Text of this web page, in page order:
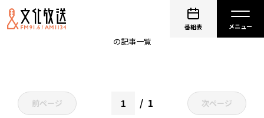
番組表
の記事一覧
前ページ 1 次ページ